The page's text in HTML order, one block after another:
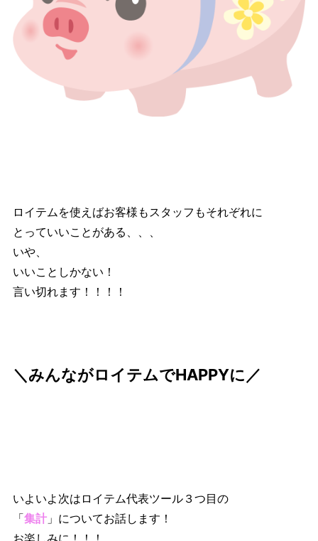
ロイテムを使えばお客様もスタッフもそれぞれに
とっていいことがある、、、
いや、
いいことしかない！
言い切れます！！！！
＼みんながロイテムでHAPPYに／
いよいよ次はロイテム代表ツール３つ目の
「集計」についてお話します！